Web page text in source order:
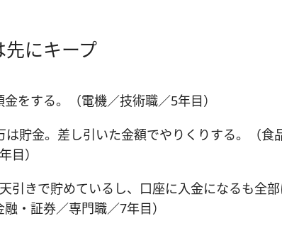
先にキープ
をする。（電機／技術職／5年目）
は貯金。差し引いた金額でやりくりする。（食
目）
引きで貯めているし、口座に入金になるも全
融・証券／専門職／7年目）